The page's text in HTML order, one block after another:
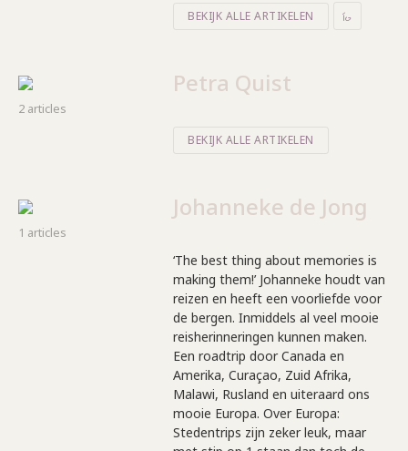
BEKIJK ALLE ARTIKELEN
Petra Quist
2 articles
BEKIJK ALLE ARTIKELEN
Johanneke de Jong
1 articles
‘The best thing about memories is
making them!’ Johanneke houdt van
reizen en heeft een voorliefde voor
de bergen. Inmiddels al veel mooie
reisherinneringen kunnen maken.
Een roadtrip door Canada en
Amerika, Curaçao, Zuid Afrika,
Malawi, Rusland en uiteraard ons
mooie Europa. Over Europa:
Stedentrips zijn zeker leuk, maar